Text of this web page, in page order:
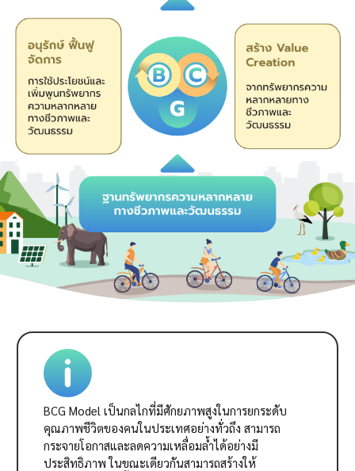
BCG Model เป็นกลไกที่มีศักยภาพสูงในการยกระดับ
คุณภาพชีวิตของคนในประเทศอย่างทั่วถึง สามารถ
กระจายโอกาสและลดความเหลื่อมล้ำได้อย่างมี
ประสิทธิภาพ ในขณะเดียวกันสามารถสร้างให้